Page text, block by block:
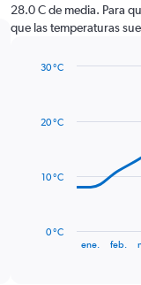
28.0 C de media. Para
que las temperaturas
14
ene. feb.
0 °C
10 °C
20 °C
30 °C